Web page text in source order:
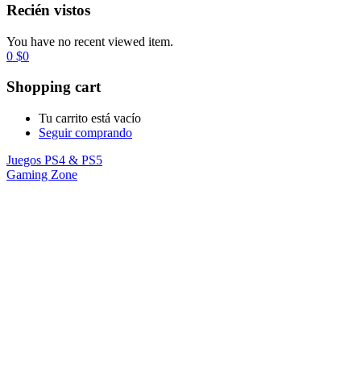
Recién vistos
You have no recent viewed item.
0 $0
Shopping cart
Tu carrito está vacío
Seguir comprando
Juegos PS4 & PS5
Gaming Zone